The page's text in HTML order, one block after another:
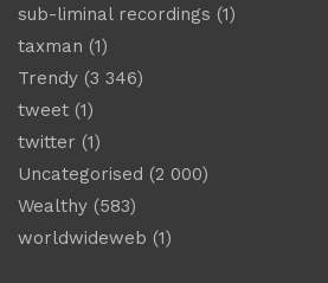
sub-liminal recordings (1)
taxman (1)
Trendy (3 346)
tweet (1)
twitter (1)
Uncategorised (2 000)
Wealthy (583)
worldwideweb (1)